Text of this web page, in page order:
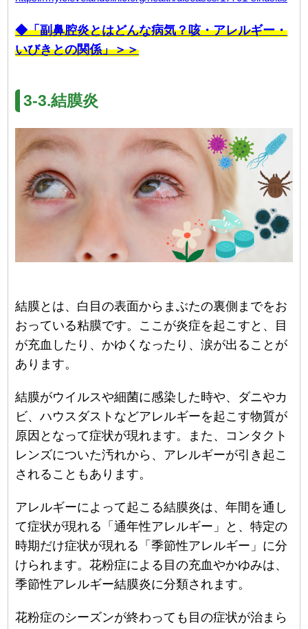
◆「副鼻腔炎とはどんな病気？咳・アレルギー・
いびきとの関係」＞＞
3-3.結膜炎
結膜とは、白目の表面からまぶたの裏側までをお
おっている粘膜です。ここが炎症を起こすと、目
が充血したり、かゆくなったり、涙が出ることが
あります。
結膜がウイルスや細菌に感染した時や、ダニやカ
ビ、ハウスダストなどアレルギーを起こす物質が
原因となって症状が現れます。また、コンタクト
レンズについた汚れから、アレルギーが引き起こ
されることもあります。
アレルギーによって起こる結膜炎は、年間を通し
て症状が現れる「通年性アレルギー」と、特定の
時期だけ症状が現れる「季節性アレルギー」に分
けられます。花粉症による目の充血やかゆみは、
季節性アレルギー結膜炎に分類されます。
花粉症のシーズンが終わっても目の症状が治まら